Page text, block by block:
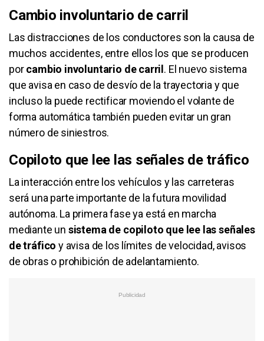
Cambio involuntario de carril
Las distracciones de los conductores son la causa de
muchos accidentes, entre ellos los que se producen
porcambio involuntario de carril. El nuevo sistema
que avisa en caso de desvío de la trayectoria y que
incluso la puede rectificar moviendo el volante de
forma automática también pueden evitar un gran
número de siniestros.
Copiloto que lee las señales de tráfico
La interacción entre los vehículos y las carreteras
será una parte importante de la futura movilidad
autónoma. La primera fase ya está en marcha
mediante un sistema de copiloto que lee las señales
de tráfico y avisa de los límites de velocidad, avisos
de obras o prohibición de adelantamiento.